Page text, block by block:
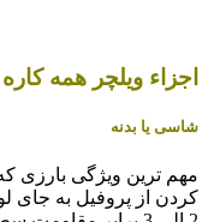
اجزاء ویلچر همه کاره
شاسی یا بدنه
مهم ترین ویژگی بارزی
کردن از پروفیل به جای